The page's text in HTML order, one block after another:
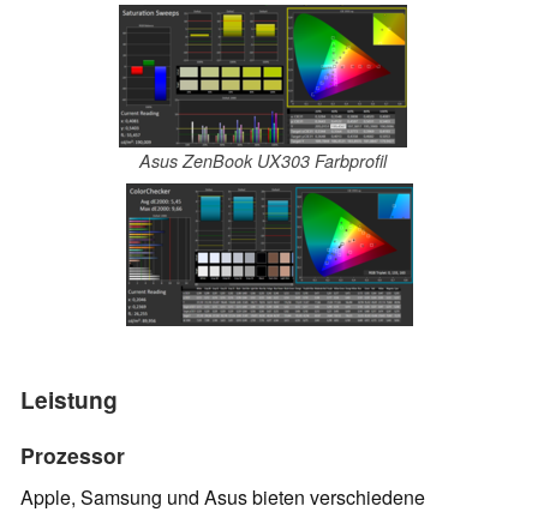
Asus ZenBook UX303 Farbprofil
Leistung
Prozessor
Apple, Samsung und Asus bieten verschiedene